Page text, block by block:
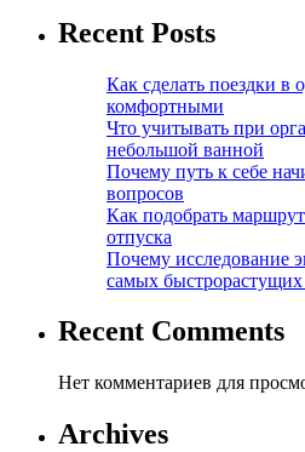
Recent Posts
Как сделать поездки в
комфортными
Что учитывать при
небольшой ванной
Почему путь к себе
вопросов
Как подобрать
отпуска
Почему исследование
самых быстрорастущих
Recent Comments
Нет комментариев для
Archives